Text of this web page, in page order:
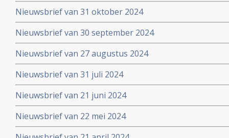
Nieuwsbrief van 31 oktober 2024
Nieuwsbrief van 30 september 2024
Nieuwsbrief van 27 augustus 2024
Nieuwsbrief van 31 juli 2024
Nieuwsbrief van 21 juni 2024
Nieuwsbrief van 22 mei 2024